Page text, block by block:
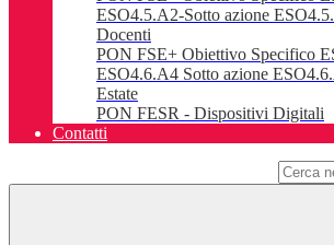
ESO4.5.A2-Sotto azione
Docenti
PON FSE+ Obiettivo Specifico
ESO4.6.A4 Sotto azione
Estate
PON FESR - Dispositivi Digitali
Contatti